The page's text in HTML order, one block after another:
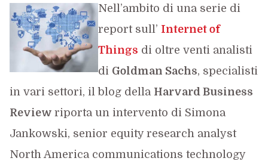
Nell’ambito di una serie di
report sull’ Internet of
Things di oltre venti analisti
di Goldman Sachs, specialisti
in vari settori, il blog della Harvard Business
Review riporta un intervento di Simona
Jankowski, senior equity research analyst
North America communications technology